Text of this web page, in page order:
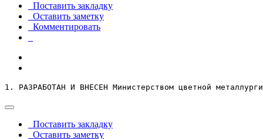
Поставить закладку
Оставить заметку
Комментировать
1. РАЗРАБОТАН И ВНЕСЕН Министерством цветной
Поставить закладку
Оставить заметку